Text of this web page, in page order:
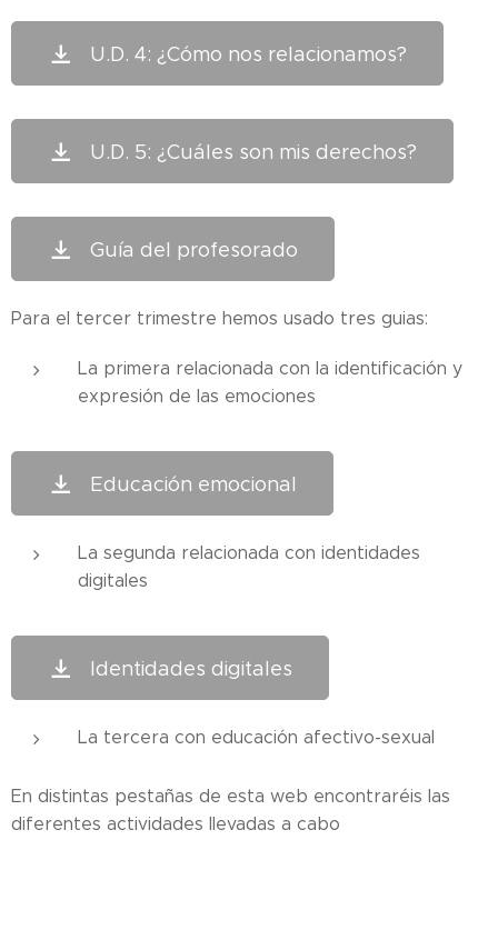
U.D. 4: ¿Cómo nos relacionamos?
U.D. 5: ¿Cuáles son mis derechos?
Guía del profesorado
Para el tercer trimestre hemos usado tres guias:
La primera relacionada con la identificación y
expresión de las emociones
Educación emocional
La segunda relacionada con identidades
digitales
Identidades digitales
La tercera con educación afectivo-sexual
En distintas pestañas de esta web encontraréis las
diferentes actividades llevadas a cabo